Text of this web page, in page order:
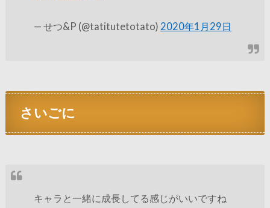
— せつ&P (@tatitutetotato) 2020年1月29日
さいごに
キャラと一緒に成長してる感じがいいですね